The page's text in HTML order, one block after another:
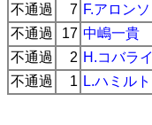
不通過
7 F.アロンソ
不通過
17 中嶋一貴
不通過
2 H.コバラ
不通過
1 L.ハミル